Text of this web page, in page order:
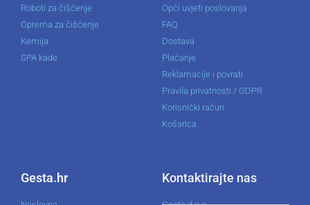
Roboti za čišćenje
Oprema za čišćenje
Kemija
SPA kade
Opći uvjeti poslovanja
FAQ
Dostava
Plaćanje
Reklamacije i povrati
Pravila privatnosti / GDPR
Korisnički račun
Košarica
Gesta.hr Kontaktirajte nas